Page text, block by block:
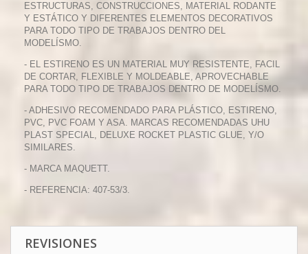
ESTRUCTURAS, CONSTRUCCIONES, MATERIAL RODANTE
Y ESTÁTICO Y DIFERENTES ELEMENTOS DECORATIVOS
PARA TODO TIPO DE TRABAJOS DENTRO DEL
MODELÍSMO.
- EL ESTIRENO ES UN MATERIAL MUY RESISTENTE, FACIL
DE CORTAR, FLEXIBLE Y MOLDEABLE, APROVECHABLE
PARA TODO TIPO DE TRABAJOS DENTRO DE MODELÍSMO.
- ADHESIVO RECOMENDADO PARA PLÁSTICO, ESTIRENO,
PVC, PVC FOAM Y ASA. MARCAS RECOMENDADAS UHU
PLAST SPECIAL, DELUXE ROCKET PLASTIC GLUE, Y/O
SIMILARES.
- MARCA MAQUETT.
- REFERENCIA: 407-53/3.
REVISIONES